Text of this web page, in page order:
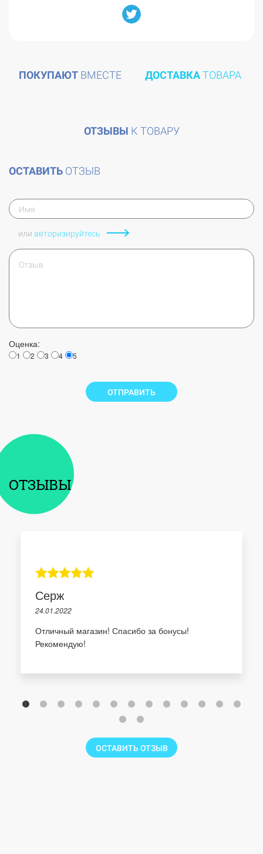
ПОКУПАЮТ ВМЕСТЕ ДОСТАВКАТОВАРА
ОТЗЫВЫ К ТОВАРУ
ОСТАВИТЬ ОТЗЫВ
или авторизируйтесь
Оценка:
1 2 3 4 5
ОТПРАВИТЬ
ОТЗЫВЫ
Серж
24.01.2022
Отличный магазин! Спасибо за бонусы!
Рекомендую!
ОСТАВИТЬ ОТЗЫВ